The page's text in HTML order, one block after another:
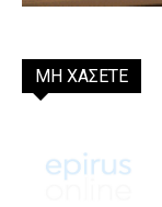
ΜΗ ΧΑΣΕΤΕ